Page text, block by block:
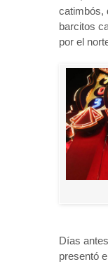
catimbós,
barcitos
por el
Días
presentó